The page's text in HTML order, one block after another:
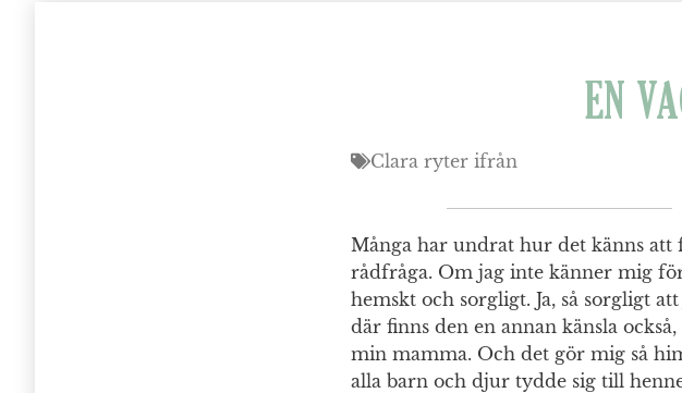
EN
Clara ryter ifrån
Många har undrat hur det känns
rådfråga. Om jag inte känner mig
hemskt och sorgligt. Ja, så sorgligt
där finns den en annan känsla
min mamma. Och det gör mig så
alla barn och djur tydde sig till